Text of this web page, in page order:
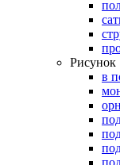
Рисунок
в